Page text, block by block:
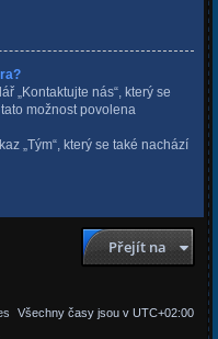
„Kontaktujte nás“, který se
možnost povolena
„Tým“, který se také nachází
Přejít na
Všechny časy jsou v UTC+02:00